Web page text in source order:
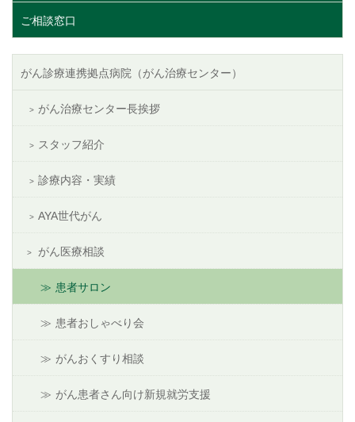
ご相談窓口
がん診療連携拠点病院（がん治療センター）
がん治療センター長挨拶
スタッフ紹介
診療内容・実績
AYA世代がん
がん医療相談
患者サロン
患者おしゃべり会
がんおくすり相談
がん患者さん向け新規就労支援